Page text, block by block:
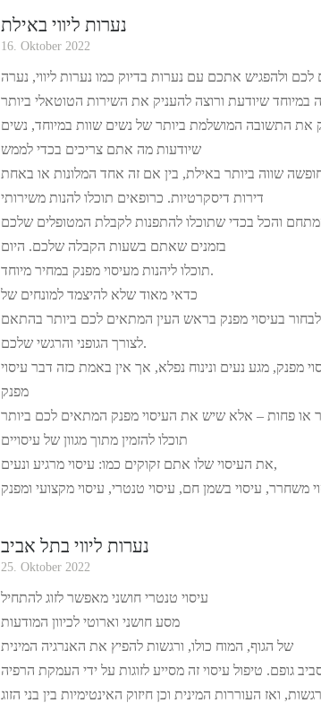
נערות ליווי באילת
16. Oktober 2022
ולהפגיש אתכם עם נערות בדיוק כמו נערות ליווי, נערה
את התשובה המושלמת ביותר של נשים שוות במיוחד, נשים
שיודעות מה אתם צריכים בכדי לממש
שווה ביותר באילת, בין אם זה אחד המלונות או באחת
דירות דיסקרטיות. כרופאים תוכלו להנות משירותי
והכל בכדי שתוכלו להתפנות לקבלת המטופלים שלכם
בזמנים שאתם בשעות הקבלה שלכם. היום
תוכלו ליהנות מעיסוי מפנק במחיר מיוחד.
כדאי מאוד שלא להיצמד למונחים של
בעיסוי מפנק בראש העין המתאים לכם ביותר בהתאם
לצורך הגופני והרגשי שלכם.
מפנק, מגע נעים ונינוח נפלא, אך אין באמת כזה דבר עיסוי
מפנק
תוכלו להזמין מתוך מגוון של עיסויים
את העיסוי שלו אתם זקוקים כמו: עיסוי מרגיע ונעים,
נערות ליווי בתל אביב
25. Oktober 2022
עיסוי טנטרי חושני מאפשר לזוג להתחיל
מסע חושני וארוטי לכיוון המודעות
של הגוף, המוח כולו, ורגשות להפיץ את האנרגיה המינית